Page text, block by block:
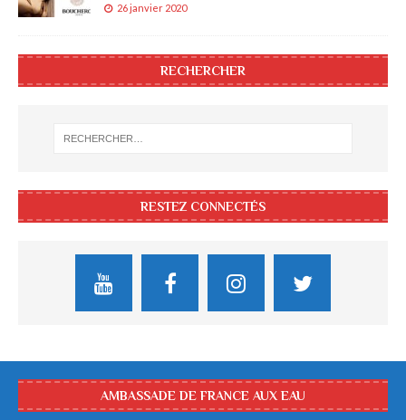
26 janvier 2020
RECHERCHER
RESTEZ CONNECTÉS
AMBASSADE DE FRANCE AUX EAU